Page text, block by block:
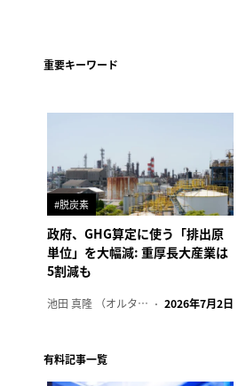
重要キーワード
#脱炭素
政府、GHG算定に使う「排出原
単位」を大幅減: 重厚長大産業は
5割減も
池田 真隆 （オルタナ輪番編集長） 2026年7月2日
有料記事一覧